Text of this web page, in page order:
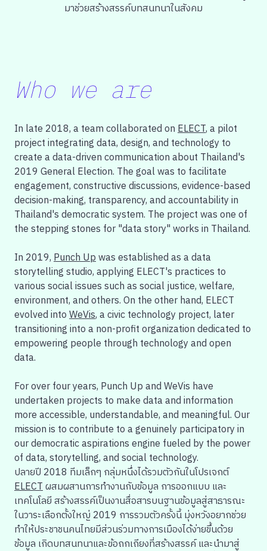
มาช่วยสร้างสรรค์บทสนทนาในสังคม
Who we are
In late 2018, a team collaborated on ELECT, a pilot
project integrating data, design, and technology to
create a data-driven communication about Thailand's
2019 General Election. The goal was to facilitate
engagement, constructive discussions, evidence-based
decision-making, transparency, and accountability in
Thailand's democratic system. The project was one of
the stepping stones for "data story" works in Thailand.
In 2019, Punch Up was established as a data
storytelling studio, applying ELECT's practices to
various social issues such as social justice, welfare,
environment, and others. On the other hand, ELECT
evolved into WeVis, a civic technology project, later
transitioning into a non-profit organization dedicated to
empowering people through technology and open
data.
For over four years, Punch Up and WeVis have
undertaken projects to make data and information
more accessible, understandable, and meaningful. Our
mission is to contribute to a genuinely participatory in
our democratic aspirations engine fueled by the power
of data, storytelling, and social technology.
ปลายปี 2018 ทีมเล็กๆ กลุ่มหนึ่งได้รวมตัวกันในโปรเจกต์
ELECT ผสมผสานการทำงานกับข้อมูล การออกแบบ และ
เทคโนโลยี สร้างสรรค์เป็นงานสื่อสารบนฐานข้อมูลสู่สาธารณะ
ในวาระเลือกตั้งใหญ่ 2019 การรวมตัวครั้งนี้ มุ่งหวังอยากช่วย
ทำให้ประชาชนคนไทยมีส่วนร่วมทางการเมืองได้ง่ายขึ้นด้วย
ข้อมูล เกิดบทสนทนาและข้อถกเถียงที่สร้างสรรค์ และนำมาสู่